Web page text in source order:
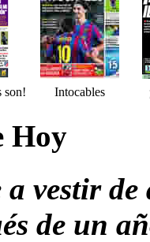
son! Intocables
Hoy
a vestir
de un